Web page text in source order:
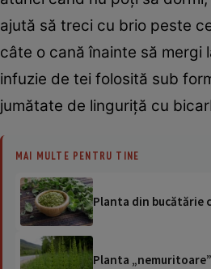
ajută să treci cu brio peste
câte o cană înainte să mergi
infuzie de tei folosită sub
jumătate de linguriţă cu
MAI MULTE PENTRU TINE
Planta din bucătărie
Planta